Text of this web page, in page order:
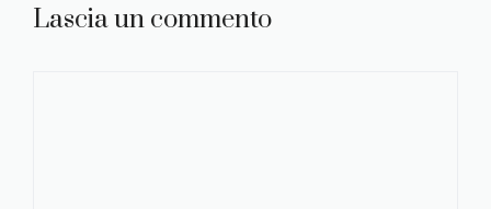
Lascia un commento